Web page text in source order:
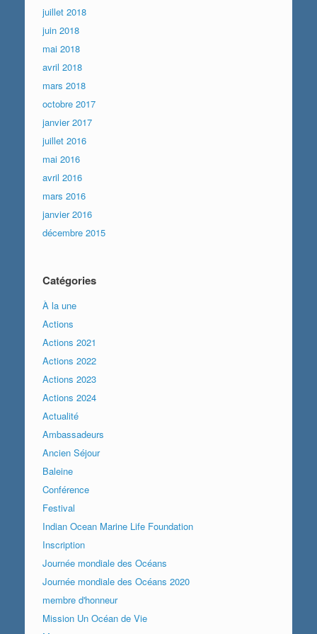
juillet 2018
juin 2018
mai 2018
avril 2018
mars 2018
octobre 2017
janvier 2017
juillet 2016
mai 2016
avril 2016
mars 2016
janvier 2016
décembre 2015
Catégories
À la une
Actions
Actions 2021
Actions 2022
Actions 2023
Actions 2024
Actualité
Ambassadeurs
Ancien Séjour
Baleine
Conférence
Festival
Indian Ocean Marine Life Foundation
Inscription
Journée mondiale des Océans
Journée mondiale des Océans 2020
membre d'honneur
Mission Un Océan de Vie